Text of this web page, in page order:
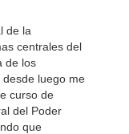
de la
centrales del
de los
desde luego me
curso de
del Poder
que